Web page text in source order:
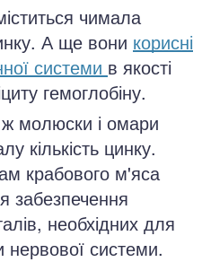
чимала
А ще вони корисні
системи в якості
гемоглобіну.
ж молюски і омари
кількість цинку.
крабового м'яса
забезпечення
необхідних для
нервової системи.